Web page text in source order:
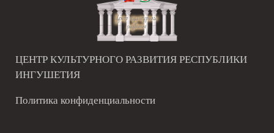
ЦЕНТР КУЛЬТУРНОГО РАЗВИТИЯ РЕСПУБЛИКИ
ИНГУШЕТИЯ
Политика конфиденциальности